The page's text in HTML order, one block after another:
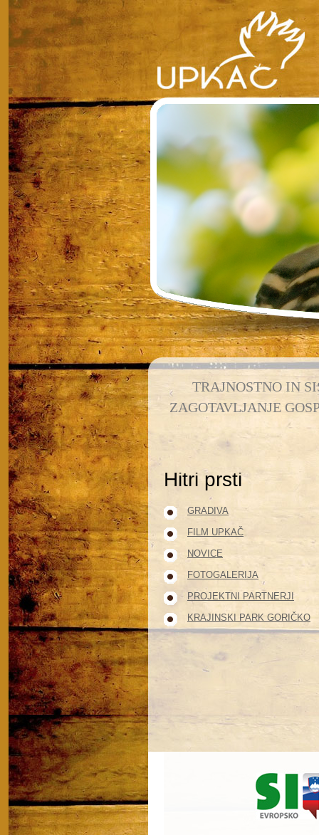
TRAJNOSTNO IN
ZAGOTAVLJANJE
Hitri prsti
GRADIVA
FILM UPKAČ
NOVICE
FOTOGALERIJA
PROJEKTNI PARTNERJI
KRAJINSKI PARK GORIČKO